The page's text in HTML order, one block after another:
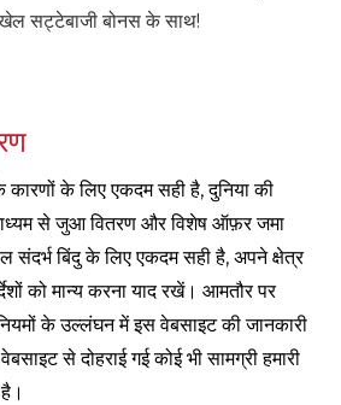
खेल सट्टेबाजी बोनस के साथ!
के लिए एकदम सही है, दुनिया की
से जुआ वितरण और विशेष ऑफ़र जमा
संदर्भ बिंदु के लिए एकदम सही है, अपने क्षेत्र
को मान्य करना याद रखें। आमतौर पर
के उल्लंघन में इस वेबसाइट की जानकारी
से दोहराई गई कोई भी सामग्री हमारी